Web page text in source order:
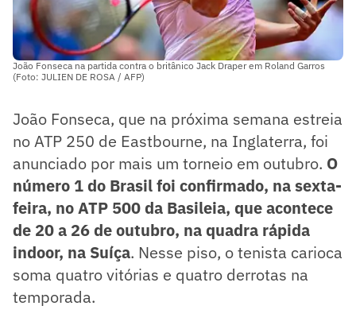
João Fonseca na partida contra o britânico Jack Draper em Roland Garros
(Foto: JULIEN DE ROSA / AFP)
João Fonseca, que na próxima semana estreia
no ATP 250 de Eastbourne, na Inglaterra, foi
anunciado por mais um torneio em outubro. O
número 1 do Brasil foi confirmado, na sexta-
feira, no ATP 500 da Basileia, que acontece
de 20 a 26 de outubro, na quadra rápida
indoor, na Suíça. Nesse piso, o tenista carioca
soma quatro vitórias e quatro derrotas na
temporada.